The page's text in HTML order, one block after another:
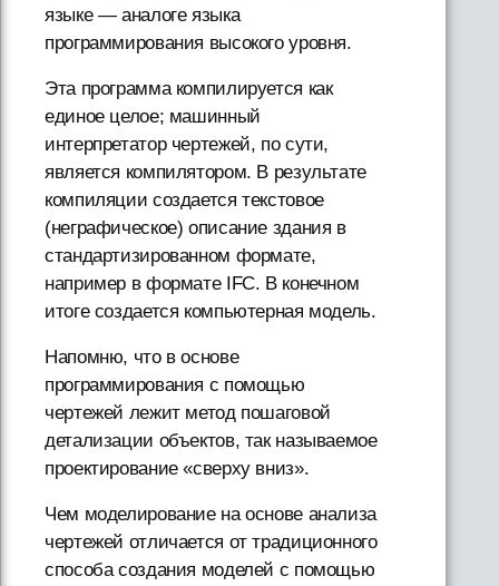
языке — аналоге языка
программирования высокого уровня.
Эта программа компилируется как
единое целое; машинный
интерпретатор чертежей, по сути,
является компилятором. В результате
компиляции создается текстовое
(неграфическое) описание здания в
стандартизированном формате,
например в формате IFC. В конечном
итоге создается компьютерная модель.
Напомню, что в основе
программирования с помощью
чертежей лежит метод пошаговой
детализации объектов, так называемое
проектирование «сверху вниз».
Чем моделирование на основе анализа
чертежей отличается от традиционного
способа создания моделей с помощью